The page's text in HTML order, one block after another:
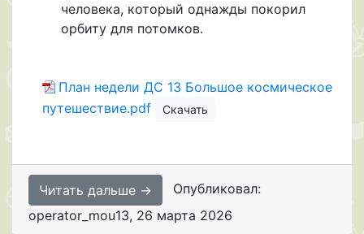
человека, который однажды покорил
орбиту для потомков.
План недели ДС 13 Большое космическое
путешествие.pdf
Скачать
Читать дальше →
Опубликовал:
operator_mou13, 26 марта 2026